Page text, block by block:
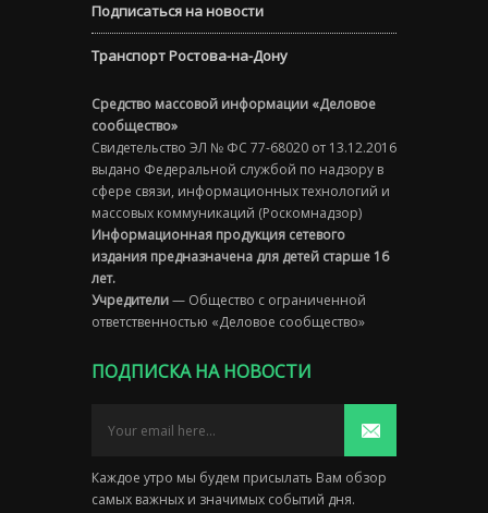
Подписаться на новости
Транспорт Ростова-на-Дону
Средство массовой информации «Деловое
сообщество»
Свидетельство ЭЛ № ФС 77-68020 от 13.12.2016
выдано Федеральной службой по надзору в
сфере связи, информационных технологий и
массовых коммуникаций (Роскомнадзор)
Информационная продукция сетевого
издания предназначена для детей старше 16
лет.
Учредители— Общество с ограниченной
ответственностью «Деловое сообщество»
ПОДПИСКА НА НОВОСТИ
Каждое утро мы будем присылать Вам обзор
самых важных и значимых событий дня.